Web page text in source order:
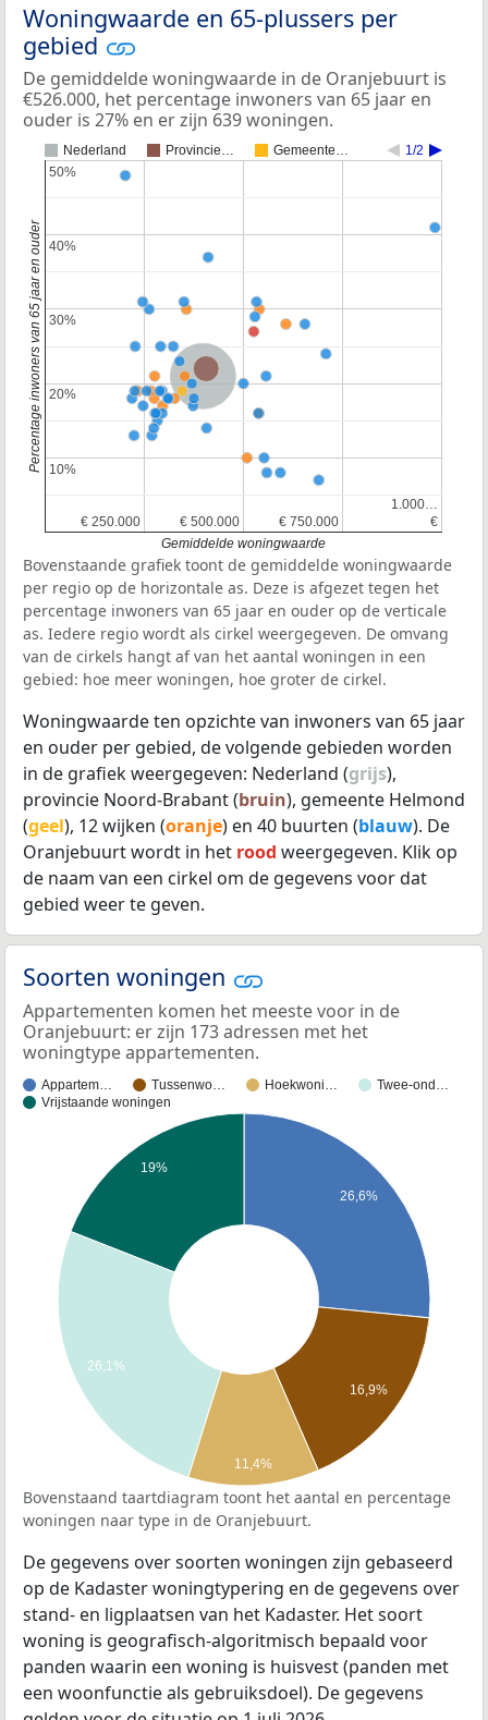
Woningwaarde en 65-plussers per
gebied
De gemiddelde woningwaarde in de Oranjebuurt is
€526.000, het percentage inwoners van 65 jaar en
ouder is 27% en er zijn 639 woningen.
Nederland Provincie… Gemeente… 1/2
Nederland
Provincie Noord-Brabant
€ 250.000
€ 250.000 € 500.000
€ 500.000 € 750.000
€ 750.000 €
€
1.000…
1.000…
10%
10%
20%
20%
30%
30%
40%
40%
50%
50%
Gemiddelde woningwaarde
Percentage inwoners van 65 jaar en ouder
Bovenstaande grafiek toont de gemiddelde woningwaarde
per regio op de horizontale as. Deze is afgezet tegen het
percentage inwoners van 65 jaar en ouder op de verticale
as. Iedere regio wordt als cirkel weergegeven. De omvang
van de cirkels hangt af van het aantal woningen in een
gebied: hoe meer woningen, hoe groter de cirkel.
Woningwaarde ten opzichte van inwoners van 65 jaar
en ouder per gebied, de volgende gebieden worden
in de grafiek weergegeven: Nederland (grijs),
provincie Noord-Brabant (bruin), gemeente Helmond
(geel), 12 wijken (oranje) en 40 buurten (blauw). De
Oranjebuurt wordt in het rood weergegeven. Klik op
de naam van een cirkel om de gegevens voor dat
gebied weer te geven.
Soorten woningen
Appartementen komen het meeste voor in de
Oranjebuurt: er zijn 173 adressen met het
woningtype appartementen.
Appartem… Tussenwo… Hoekwoni…
Twee-ond…
Vrijstaande woningen
26,6%
16,9%
19%
26,1%
11,4%
Bovenstaand taartdiagram toont het aantal en percentage
woningen naar type in de Oranjebuurt.
De gegevens over soorten woningen zijn gebaseerd
op de Kadaster woningtypering en de gegevens over
stand- en ligplaatsen van het Kadaster. Het soort
woning is geografisch-algoritmisch bepaald voor
panden waarin een woning is huisvest (panden met
een woonfunctie als gebruiksdoel). De gegevens